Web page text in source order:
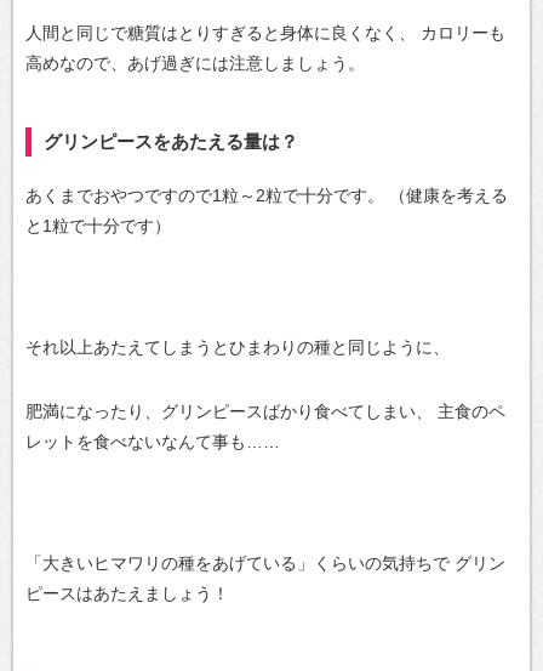
人間と同じで糖質はとりすぎると身体に良くなく、
カロリーも
高めなので、あげ過ぎには注意しましょう。
グリンピースをあたえる量は？
あくまでおやつですので1粒～2粒で十分です。
（健康を考える
と1粒で十分です）
それ以上あたえてしまうとひまわりの種と同じように、
肥満になったり、グリンピースばかり食べてしまい、
主食のペ
レットを食べないなんて事も……
「大きいヒマワリの種をあげている」くらいの気持ちで グリン
ピースはあたえましょう！